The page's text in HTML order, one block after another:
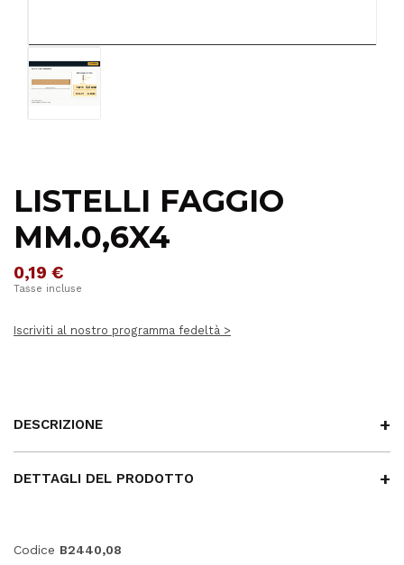
LISTELLI FAGGIO
MM.0,6X4
0,19 €
Tasse incluse
Iscriviti al nostro programma fedeltà >
DESCRIZIONE
DETTAGLI DEL PRODOTTO
Codice B2440,08